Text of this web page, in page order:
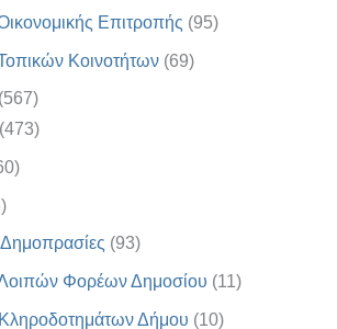
Επιτροπής (95)
Κοινοτήτων (69)
(567)
(473)
(93)
Φορέων Δημοσίου (11)
Δήμου (10)